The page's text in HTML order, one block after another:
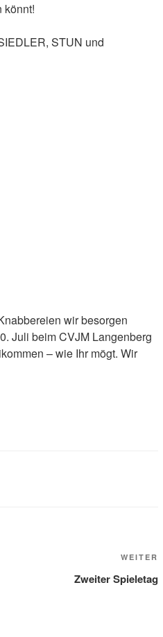
könnt!
STUN und
wir besorgen
Juli beim CVJM Langenberg
– wie Ihr mögt. Wir
WEITER
Zweiter Spieletag